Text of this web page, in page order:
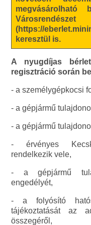
megvásárolható
(https://
keresztül is.
A nyugdíjas
regisztráció során
- a személygépkocsi
- a gépjármű
- a gépjármű
- érvényes
rendelkezik vele,
- a gépjármű
engedélyét,
- a folyósító
tájékoztatását az
összegéről,